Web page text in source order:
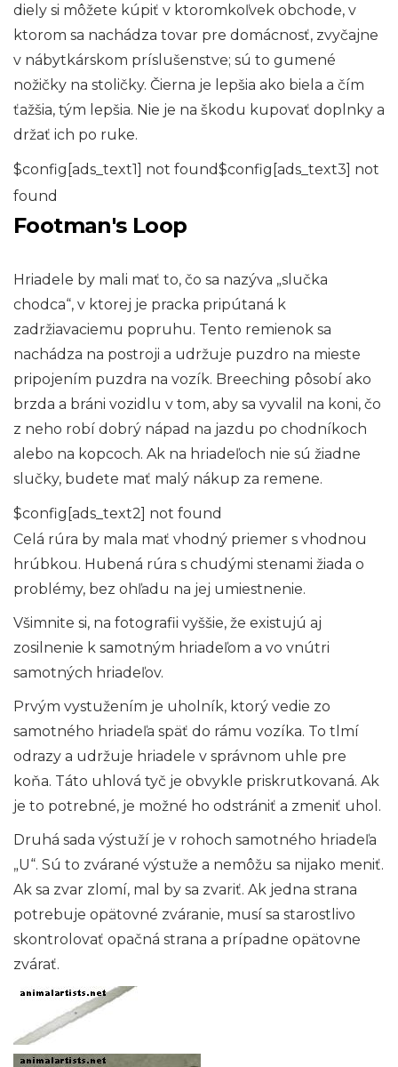
diely si môžete kúpiť v ktoromkoľvek obchode, v
ktorom sa nachádza tovar pre domácnosť, zvyčajne
v nábytkárskom príslušenstve; sú to gumené
nožičky na stoličky. Čierna je lepšia ako biela a čím
ťažšia, tým lepšia. Nie je na škodu kupovať doplnky a
držať ich po ruke.
$config[ads_text1] not found$config[ads_text3] not
found
Footman's Loop
Hriadele by mali mať to, čo sa nazýva „slučka
chodca“, v ktorej je pracka pripútaná k
zadržiavaciemu popruhu. Tento remienok sa
nachádza na postroji a udržuje puzdro na mieste
pripojením puzdra na vozík. Breeching pôsobí ako
brzda a bráni vozidlu v tom, aby sa vyvalil na koni, čo
z neho robí dobrý nápad na jazdu po chodníkoch
alebo na kopcoch. Ak na hriadeľoch nie sú žiadne
slučky, budete mať malý nákup za remene.
$config[ads_text2] not found
Celá rúra by mala mať vhodný priemer s vhodnou
hrúbkou. Hubená rúra s chudými stenami žiada o
problémy, bez ohľadu na jej umiestnenie.
Všimnite si, na fotografii vyššie, že existujú aj
zosilnenie k samotným hriadeľom a vo vnútri
samotných hriadeľov.
Prvým vystužením je uholník, ktorý vedie zo
samotného hriadeľa späť do rámu vozíka. To tlmí
odrazy a udržuje hriadele v správnom uhle pre
koňa. Táto uhlová tyč je obvykle priskrutkovaná. Ak
je to potrebné, je možné ho odstrániť a zmeniť uhol.
Druhá sada výstuží je v rohoch samotného hriadeľa
„U“. Sú to zvárané výstuže a nemôžu sa nijako meniť.
Ak sa zvar zlomí, mal by sa zvariť. Ak jedna strana
potrebuje opätovné zváranie, musí sa starostlivo
skontrolovať opačná strana a prípadne opätovne
zvárať.